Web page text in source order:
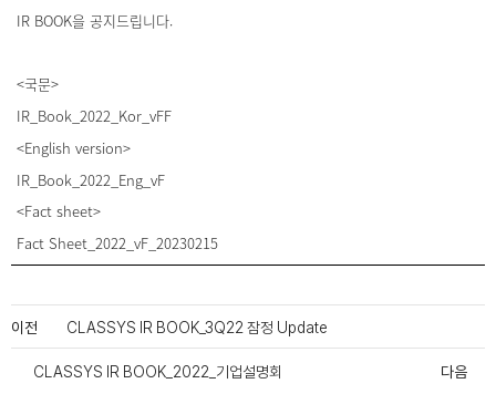
IR BOOK을 공지드립니다.
<국문>
IR_Book_2022_Kor_vFF
<English version>
IR_Book_2022_Eng_vF
<Fact sheet>
Fact Sheet_2022_vF_20230215
이전 CLASSYS IR BOOK_3Q22 잠정 Update
CLASSYS IR BOOK_2022_기업설명회 다음